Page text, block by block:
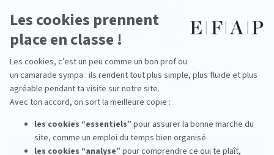
Quels sont les débouchés après une
formation événementiel Bordeaux à l'EFAP
?
lire la suite